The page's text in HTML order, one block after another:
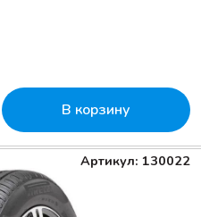
В корзину
Артикул: 130022